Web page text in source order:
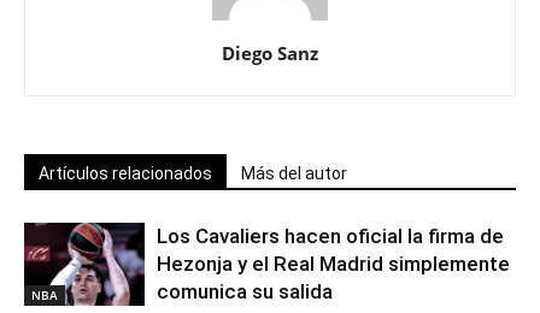
Diego Sanz
Artículos relacionados Más del autor
NBA
Los Cavaliers hacen oficial la firma de
Hezonja y el Real Madrid simplemente
comunica su salida